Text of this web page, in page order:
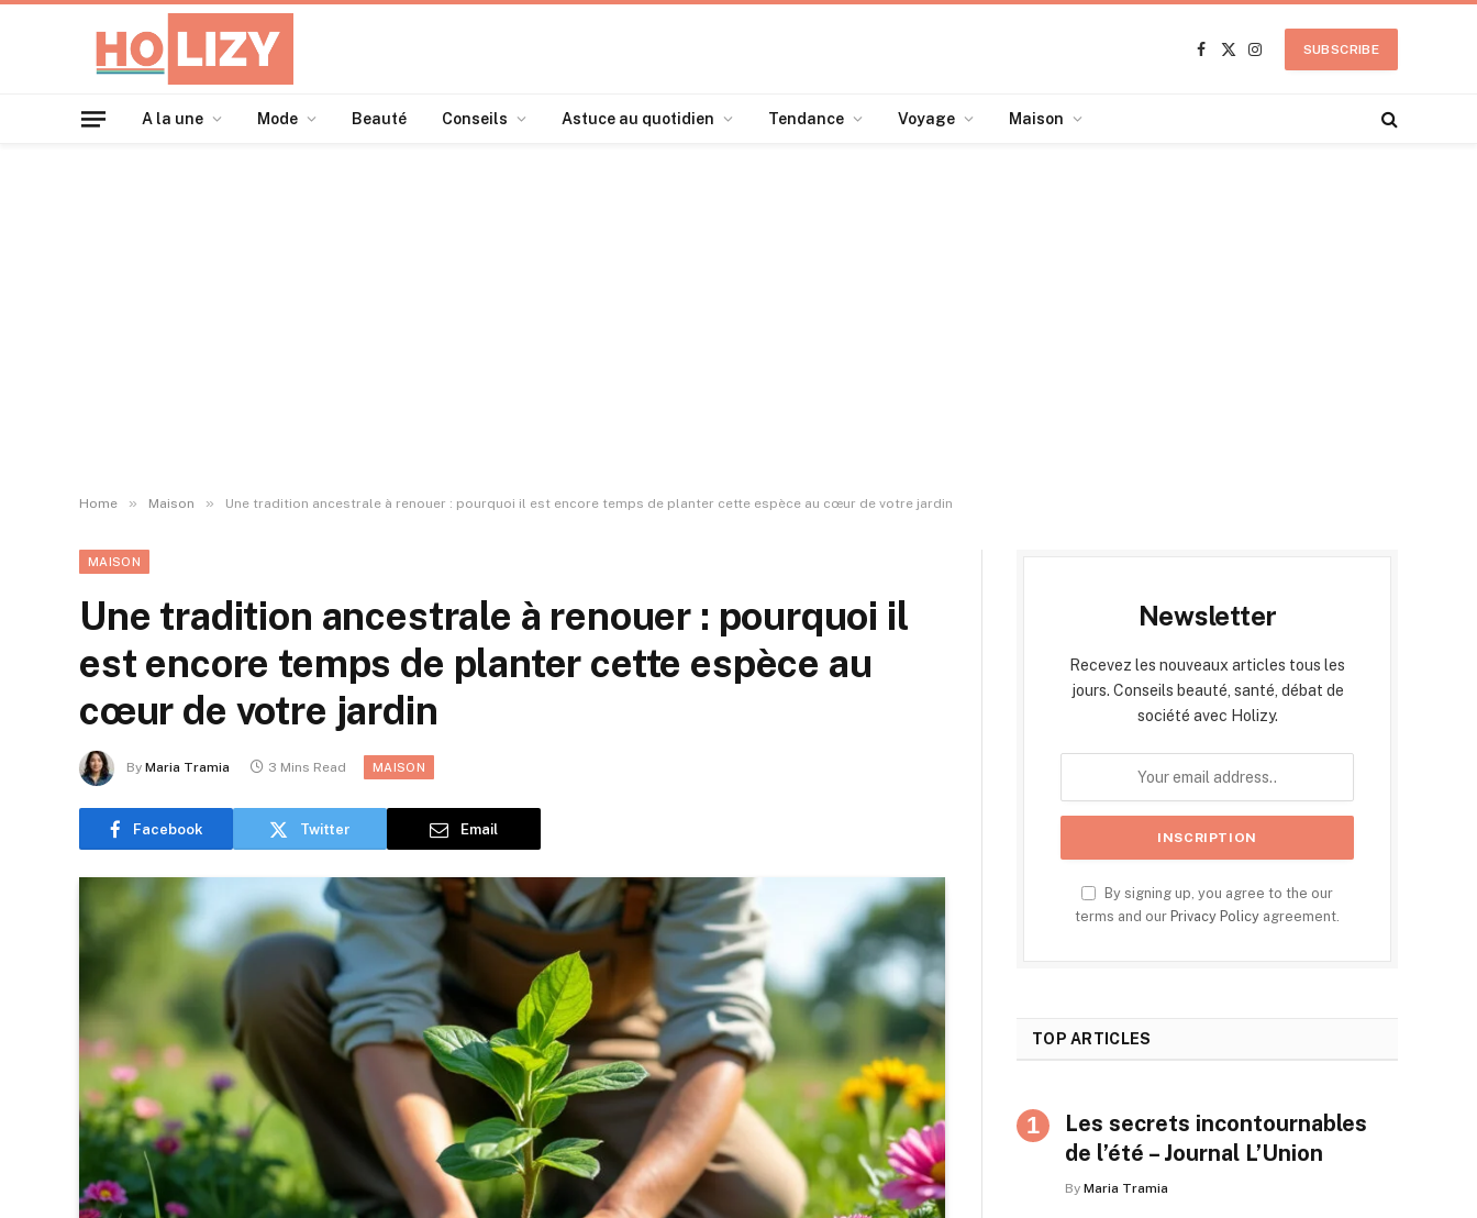
Facebook
X
Instagram
SUBSCRIBE
A la une Mode Beauté Conseils Astuce au quotidien Tendance Voyage Maison
Home » Maison » Une tradition ancestrale à renouer : pourquoi il est encore temps de planter cette espèce au cœur de votre jardin
MAISON
Une tradition ancestrale à renouer : pourquoi il
est encore temps de planter cette espèce au
cœur de votre jardin
By Maria Tramia 3 Mins Read MAISON
Facebook Twitter Email
Newsletter
Recevez les nouveaux articles tous les
jours. Conseils beauté, santé, débat de
société avec Holizy.
By signing up, you agree to the our
terms and our Privacy Policy agreement.
TOP ARTICLES
Les secrets incontournables
de l’été – Journal L’Union
By Maria Tramia